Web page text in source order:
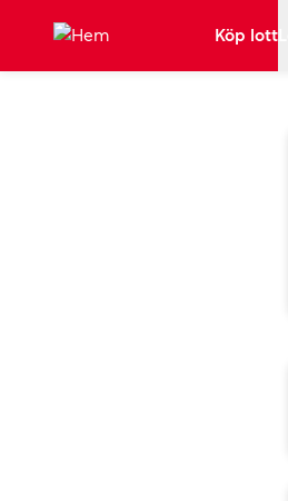
Hoppa till huvudinnehållet
Köp lott